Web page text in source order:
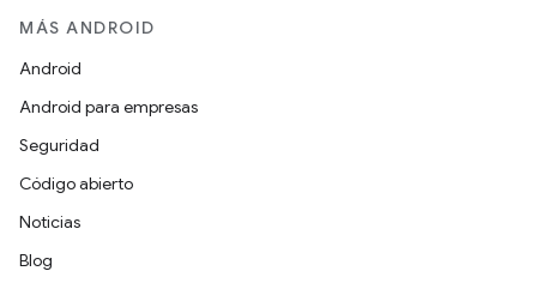
MÁS ANDROID
Android
Android para empresas
Seguridad
Código abierto
Noticias
Blog